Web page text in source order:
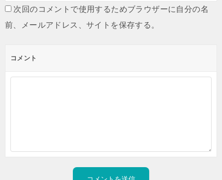
次回のコメントで使用するためブラウザーに自分の名
前、メールアドレス、サイトを保存する。
コメント